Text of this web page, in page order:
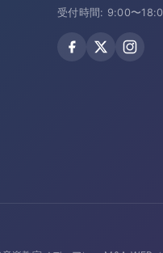
受付時間: 9:00〜